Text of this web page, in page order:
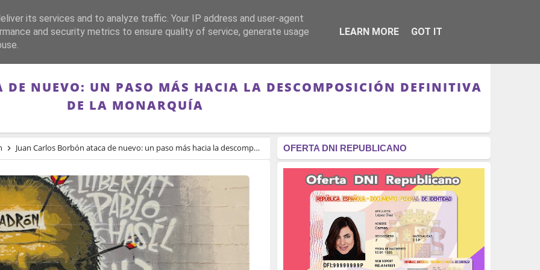
FRANQUISMO GUERRA DE ESPAÑA MEMORIA RÉGIMEN - MONARQUÍA
DE NUEVO: UN PASO MÁS HACIA LA DESCOMPOSICIÓN DEFINITIVA
DE LA MONARQUÍA
Juan Carlos Borbón ataca de nuevo: un paso más hacia la descomposición definitiva de la monarquía OFERTA DNI REPUBLICANO
its services and to analyze traffic. Your IP address and user-agent
and security metrics to ensure quality of service, generate usage
LEARN MORE GOT IT